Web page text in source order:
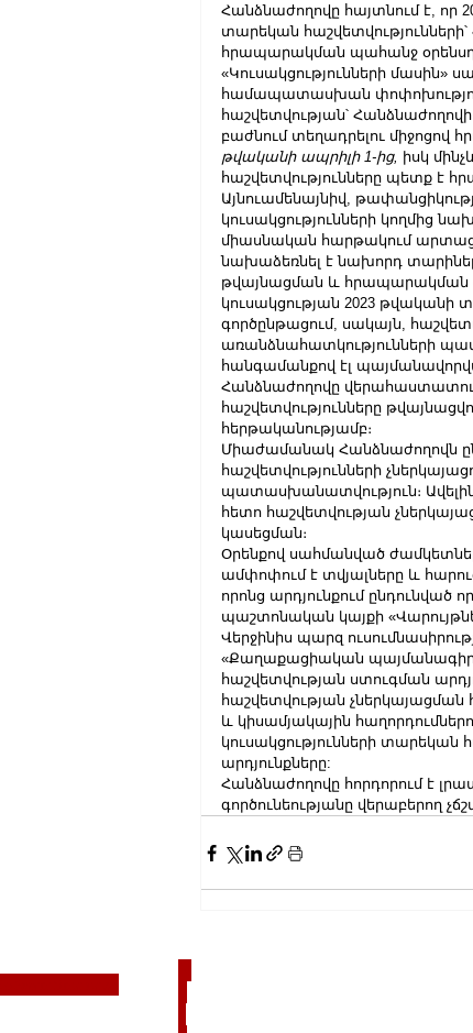
Հանձնաժողովը հայտնում է, որ
տարեկան
հրապարակման պահանջ
«Կուսակցությունների
համապատասխան
հաշվետվության՝
բաժնում տեղադրելու միջոցով
թվականի ապրիլի 1-ից, իսկ
հաշվետվությունները պետք է
Այնուամենայնիվ,
կուսակցությունների կողմից
միասնական հարթակում
նախաձեռնել է նախորդ
թվայնացման և հրապարակման
կուսակցության 2023 թվականի
գործընթացում, սակայն,
առանձնահատկությունների
հանգամանքով էլ
Հանձնաժողովը վերահաստատում
հաշվետվությունները
հերթականությամբ։
Միաժամանակ Հանձնաժողովն
հաշվետվությունների
պատասխանատվություն։
հետո հաշվետվության
կասեցման։
Օրենքով սահմանված
ամփոփում է տվյալները և
որոնց արդյունքում ընդունված
պաշտոնական կայքի
Վերջինիս պարզ
«Քաղաքացիական
հաշվետվության ստուգման
հաշվետվության չներկայացման
և կիսամյակային
կուսակցությունների տարեկան
արդյունքները:
Հանձնաժողովը հորդորում է
գործունեությանը վերաբերող